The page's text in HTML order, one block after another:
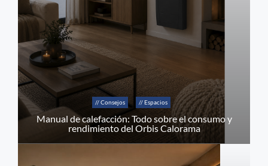
// Consejos // Espacios
Manual de calefacción: Todo sobre el consumo y
rendimiento del Orbis Calorama